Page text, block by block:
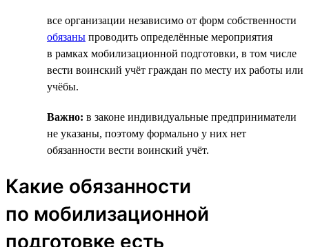
все организации независимо от форм собственности
обязаны проводить определённые мероприятия
в рамках мобилизационной подготовки, в том числе
вести воинский учёт граждан по месту их работы или
учёбы.
Важно: в законе индивидуальные предприниматели
не указаны, поэтому формально у них нет
обязанности вести воинский учёт.
Какие обязанности
по мобилизационной
подготовке есть